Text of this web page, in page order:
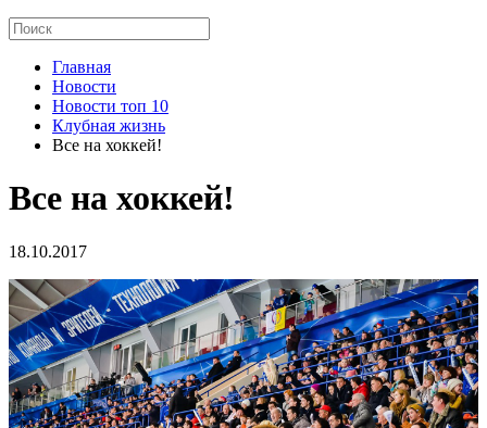
Главная
Новости
Новости топ 10
Клубная жизнь
Все на хоккей!
Все на хоккей!
18.10.2017